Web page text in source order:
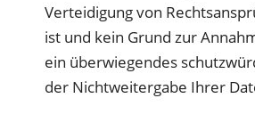
Verteidigung von
ist und kein Grund zur
ein überwiegendes
der Nichtweitergabe Ihrer